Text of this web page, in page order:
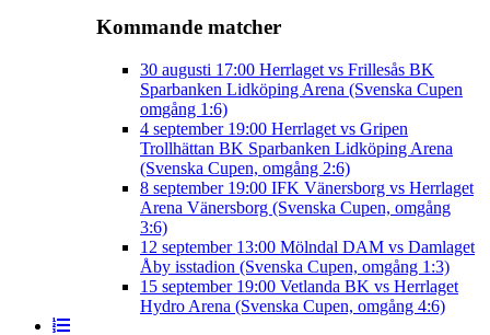
Kommande matcher
30 augusti 17:00 Herrlaget vs Frillesås BK
Sparbanken Lidköping Arena (Svenska Cupen
omgång 1:6)
4 september 19:00 Herrlaget vs Gripen
Trollhättan BK Sparbanken Lidköping Arena
(Svenska Cupen, omgång 2:6)
8 september 19:00 IFK Vänersborg vs Herrlaget
Arena Vänersborg (Svenska Cupen, omgång
3:6)
12 september 13:00 Mölndal DAM vs Damlaget
Åby isstadion (Svenska Cupen, omgång 1:3)
15 september 19:00 Vetlanda BK vs Herrlaget
Hydro Arena (Svenska Cupen, omgång 4:6)